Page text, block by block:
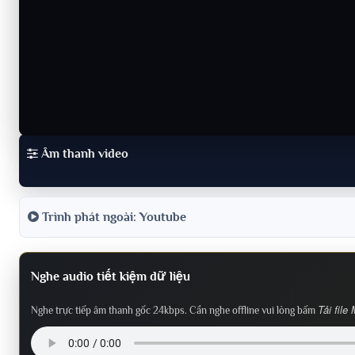
Âm thanh video
Trình phát ngoài: Youtube
Nghe audio tiết kiệm dữ liệu
Nghe trực tiếp âm thanh gốc 24kbps. Cần nghe offline vui lòng bấm Tải file